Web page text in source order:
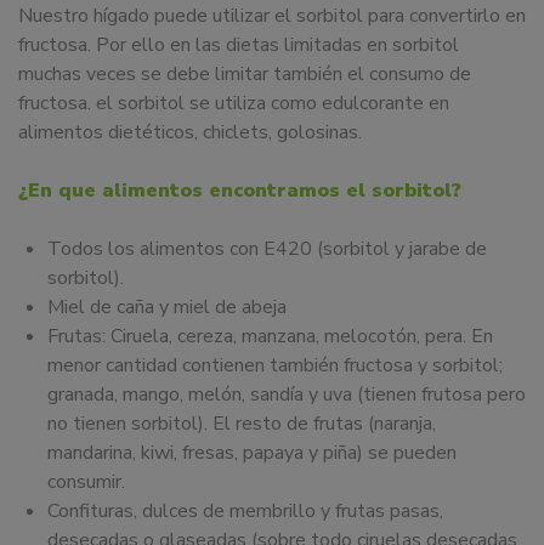
Nuestro hígado puede utilizar el sorbitol para convertirlo en
fructosa. Por ello en las dietas limitadas en sorbitol
muchas veces se debe limitar también el consumo de
fructosa. el sorbitol se utiliza como edulcorante en
alimentos dietéticos, chiclets, golosinas.
¿En que alimentos encontramos el sorbitol?
Todos los alimentos con E420 (sorbitol y jarabe de
sorbitol).
Miel de caña y miel de abeja
Frutas: Ciruela, cereza, manzana, melocotón, pera. En
menor cantidad contienen también fructosa y sorbitol;
granada, mango, melón, sandía y uva (tienen frutosa pero
no tienen sorbitol). El resto de frutas (naranja,
mandarina, kiwi, fresas, papaya y piña) se pueden
consumir.
Confituras, dulces de membrillo y frutas pasas,